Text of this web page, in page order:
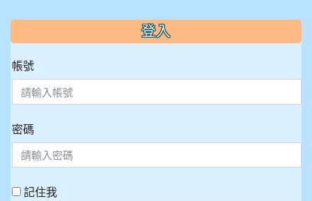
::: 登入
帳號
密碼
記住我